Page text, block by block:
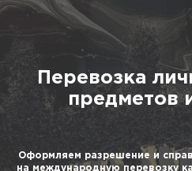
Перевозка
предметов
Оформляем разрешение и
на международную перевозку